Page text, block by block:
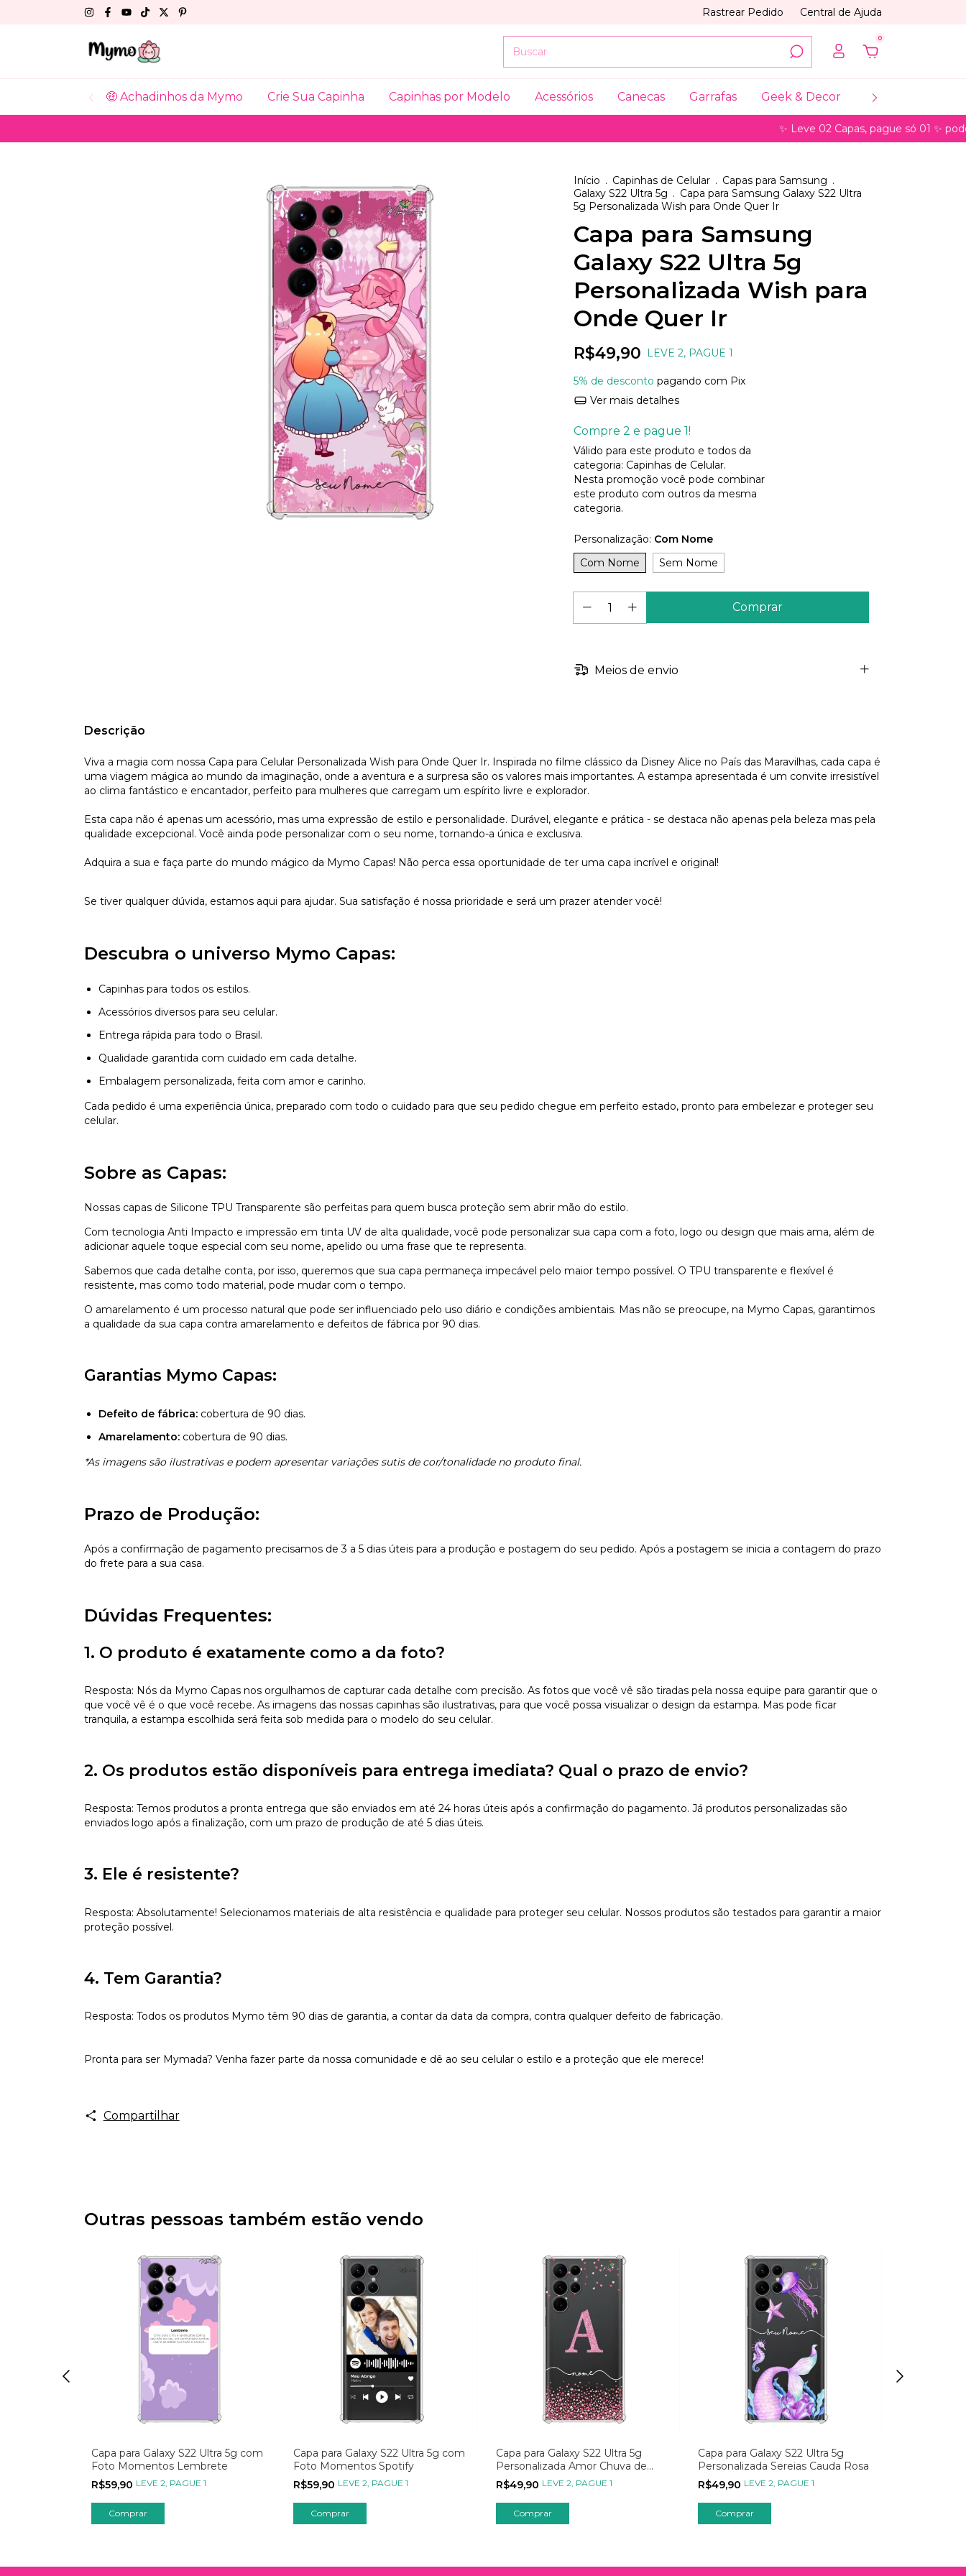
Rastrear Pedido Central de Ajuda
0
🤑 Achadinhos da Mymo Crie Sua Capinha Capinhas por Modelo Acessórios Canecas Garrafas Geek & Decor Coleções
✨ Leve 02 Capas, pague só 01 ✨ pode ser
Início . Capinhas de Celular . Capas para Samsung .
Galaxy S22 Ultra 5g . Capa para Samsung Galaxy S22 Ultra
5g Personalizada Wish para Onde Quer Ir
Capa para Samsung
Galaxy S22 Ultra 5g
Personalizada Wish para
Onde Quer Ir
R$49,90 LEVE 2, PAGUE 1
5% de desconto pagando com Pix
Ver mais detalhes
Compre 2 e pague 1!
Válido para este produto e todos da
categoria: Capinhas de Celular.
Nesta promoção você pode combinar
este produto com outros da mesma
categoria.
Personalização: Com Nome
Com Nome
Sem Nome
Meios de envio
Descrição
Viva a magia com nossa Capa para Celular Personalizada Wish para Onde Quer Ir. Inspirada no filme clássico da Disney Alice no País das Maravilhas, cada capa é
uma viagem mágica ao mundo da imaginação, onde a aventura e a surpresa são os valores mais importantes. A estampa apresentada é um convite irresistível
ao clima fantástico e encantador, perfeito para mulheres que carregam um espírito livre e explorador.
Esta capa não é apenas um acessório, mas uma expressão de estilo e personalidade. Durável, elegante e prática - se destaca não apenas pela beleza mas pela
qualidade excepcional. Você ainda pode personalizar com o seu nome, tornando-a única e exclusiva.
Adquira a sua e faça parte do mundo mágico da Mymo Capas! Não perca essa oportunidade de ter uma capa incrível e original!
Se tiver qualquer dúvida, estamos aqui para ajudar. Sua satisfação é nossa prioridade e será um prazer atender você!
Descubra o universo Mymo Capas:
Capinhas para todos os estilos.
Acessórios diversos para seu celular.
Entrega rápida para todo o Brasil.
Qualidade garantida com cuidado em cada detalhe.
Embalagem personalizada, feita com amor e carinho.
Cada pedido é uma experiência única, preparado com todo o cuidado para que seu pedido chegue em perfeito estado, pronto para embelezar e proteger seu
celular.
Sobre as Capas:
Nossas capas de Silicone TPU Transparente são perfeitas para quem busca proteção sem abrir mão do estilo.
Com tecnologia Anti Impacto e impressão em tinta UV de alta qualidade, você pode personalizar sua capa com a foto, logo ou design que mais ama, além de
adicionar aquele toque especial com seu nome, apelido ou uma frase que te representa.
Sabemos que cada detalhe conta, por isso, queremos que sua capa permaneça impecável pelo maior tempo possível. O TPU transparente e flexível é
resistente, mas como todo material, pode mudar com o tempo.
O amarelamento é um processo natural que pode ser influenciado pelo uso diário e condições ambientais. Mas não se preocupe, na Mymo Capas, garantimos
a qualidade da sua capa contra amarelamento e defeitos de fábrica por 90 dias.
Garantias Mymo Capas:
Defeito de fábrica: cobertura de 90 dias.
Amarelamento: cobertura de 90 dias.
*As imagens são ilustrativas e podem apresentar variações sutis de cor/tonalidade no produto final.
Prazo de Produção:
Após a confirmação de pagamento precisamos de 3 a 5 dias úteis para a produção e postagem do seu pedido. Após a postagem se inicia a contagem do prazo
do frete para a sua casa.
Dúvidas Frequentes:
1. O produto é exatamente como a da foto?
Resposta: Nós da Mymo Capas nos orgulhamos de capturar cada detalhe com precisão. As fotos que você vê são tiradas pela nossa equipe para garantir que o
que você vê é o que você recebe. As imagens das nossas capinhas são ilustrativas, para que você possa visualizar o design da estampa. Mas pode ficar
tranquila, a estampa escolhida será feita sob medida para o modelo do seu celular.
2. Os produtos estão disponíveis para entrega imediata? Qual o prazo de envio?
Resposta: Temos produtos a pronta entrega que são enviados em até 24 horas úteis após a confirmação do pagamento. Já produtos personalizadas são
enviados logo após a finalização, com um prazo de produção de até 5 dias úteis.
3. Ele é resistente?
Resposta: Absolutamente! Selecionamos materiais de alta resistência e qualidade para proteger seu celular. Nossos produtos são testados para garantir a maior
proteção possível.
4. Tem Garantia?
Resposta: Todos os produtos Mymo têm 90 dias de garantia, a contar da data da compra, contra qualquer defeito de fabricação.
Pronta para ser Mymada? Venha fazer parte da nossa comunidade e dê ao seu celular o estilo e a proteção que ele merece!
Compartilhar
Outras pessoas também estão vendo
Capa para Galaxy S22 Ultra 5g com
Foto Momentos Lembrete
R$59,90 LEVE 2, PAGUE 1
Capa para Galaxy S22 Ultra 5g com
Foto Momentos Spotify
R$59,90 LEVE 2, PAGUE 1
Capa para Galaxy S22 Ultra 5g
Personalizada Amor Chuva de
Corações com Inicial Transparente
R$49,90 LEVE 2, PAGUE 1
Capa para Galaxy S22 Ultra 5g
Personalizada Sereias Cauda Rosa
R$49,90 LEVE 2, PAGUE 1